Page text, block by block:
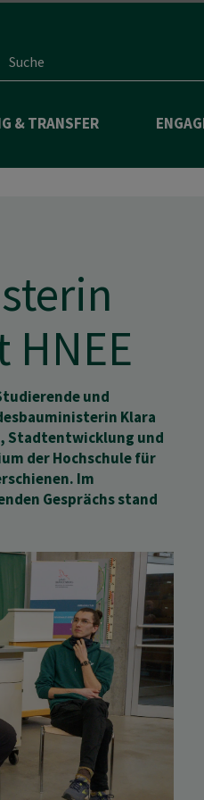
& TRANSFER
und
Klara
Stadtentwicklung und
der Hochschule für
Im
Gesprächs stand